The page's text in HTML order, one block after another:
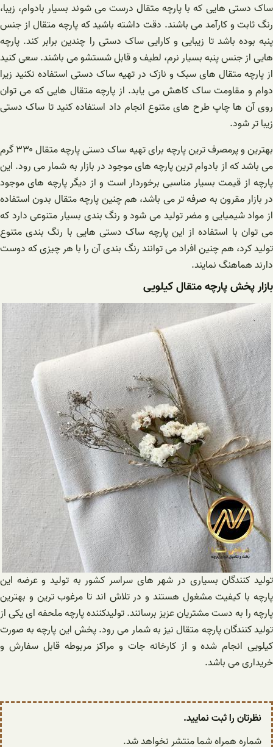
ساک دستی هایی که با پارچه متقال درست می شوند بسیار بادوام، زیبا،
رنگ ثابت و کارآمد می باشند. دقت داشته باشید که پارچه متقال از جنس
پنبه بوده باشد تا زیبایی و کارایی ساک دستی را چندین برابر کند. پارچه
هایی از جنس پنبه بسیار نرم، لطیف و قابل شستشو می باشند. سعی کنید
از پارچه متقال های سبک و نازک در تهیه ساک دستی استفاده نکنید زیرا
دوام و مقاومت ساک کاهش می یابد. از پارچه متقال هایی که می توان
روی آن ها چاپ طرح های متنوع انجام داد استفاده کنید تا ساک دستی
زیبا تر شود.
بهترین و پرمصرف ترین پارچه برای تهیه ساک دستی پارچه متقال ۳۳۰ گرم
می باشد که از بادوام ترین پارچه های موجود در بازار به شمار می رود. این
پارچه از قیمت بسیار مناسبی برخوردار است و از دیگر پارچه های موجود
در بازار مقرون به صرفه تر می باشد، هم چنین پارچه متقال بدون استفاده
از مواد شیمیایی و مضر تولید می شود و رنگ بندی بسیار متنوعی دارد که
می توان با استفاده از این پارچه ساک دستی هایی با رنگ بندی متنوع
تولید کرد، هم چنین افراد می توانند رنگ بندی آن را با هر چیزی که دوست
دارند هماهنگ نمایند.
بازار پخش پارچه متقال کیلویی
تولید کنندگان بسیاری در شهر های سراسر کشور به تولید و عرضه این
پارچه با کیفیت مشغول هستند و در تلاش اند تا مرغوب ترین و بهترین
پارچه را به دست مشتریان عزیز برسانند. تولیدکننده پارچه ملحفه ای یکی از
تولید کنندگان پارچه متقال نیز به شمار می رود. پخش این پارچه به صورت
کیلویی انجام شده و از کارخانه جات و مراکز مربوطه قابل سفارش و
خریداری می باشد.
نظرتان را ثبت نمایید.
شماره همراه شما منتشر نخواهد شد.